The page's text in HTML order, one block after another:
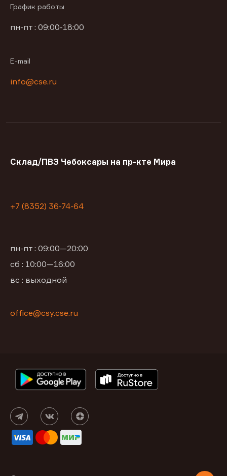
График работы
пн-пт : 09:00-18:00
E-mail
info@cse.ru
Склад/ПВЗ Чебоксары на пр-кте Мира
+7 (8352) 36-74-64
пн-пт : 09:00—20:00
сб : 10:00—16:00
вс : выходной
office@csy.cse.ru